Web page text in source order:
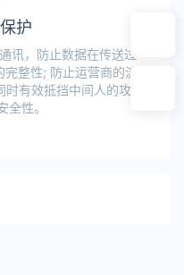
护
讯，防止数据在传送过
整性; 防止运营商的流
时有效抵挡中间人的攻
全性。